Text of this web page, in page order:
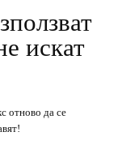
искат
отново да се